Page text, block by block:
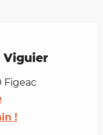
Viguier
Figeac
!